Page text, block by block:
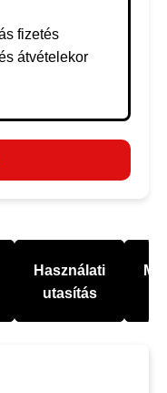
fizetés
átvételekor
Használati
utasítás